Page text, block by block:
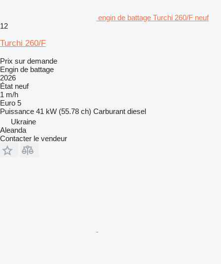
engin de battage Turchi 260/F neuf
12
Turchi 260/F
Prix sur demande
Engin de battage
2026
État neuf
1 m/h
Euro 5
Puissance 41 kW (55.78 ch) Carburant diesel
Ukraine
Aleanda
Contacter le vendeur